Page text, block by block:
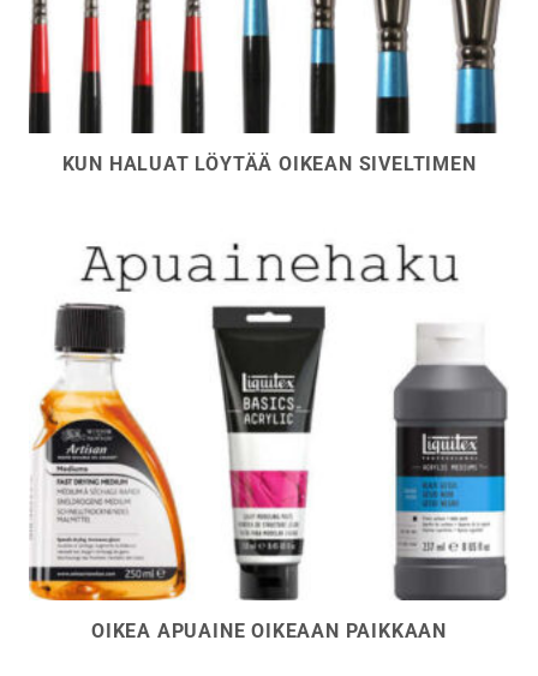
KUN HALUAT LÖYTÄÄ OIKEAN SIVELTIMEN
OIKEA APUAINE OIKEAAN PAIKKAAN